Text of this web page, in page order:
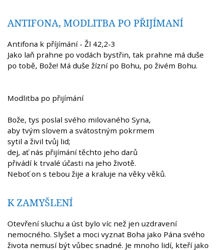
ANTIFONA, MODLITBA PO PŘIJÍMANÍ
Antifona k příjímání - Žl 42,2-3
Jako laň prahne po vodách bystřin, tak prahne má duše
po tobě, Bože! Má duše žízní po Bohu, po živém Bohu.
Modlitba po přijímání
Bože, tys poslal svého milovaného Syna,
aby tvým slovem a svátostným pokrmem
sytil a živil tvůj lid;
dej, ať nás přijímání těchto jeho darů
přivádí k trvalé účasti na jeho životě.
Neboť on s tebou žije a kraluje na věky věků.
K ZAMYŠLENÍ
Otevření sluchu a úst bylo víc než jen uzdravení
nemocného. Slyšet a moci vyznat Boha jako Pána svého
života nemusí být vůbec snadné. Je mnoho lidí, kteří jako